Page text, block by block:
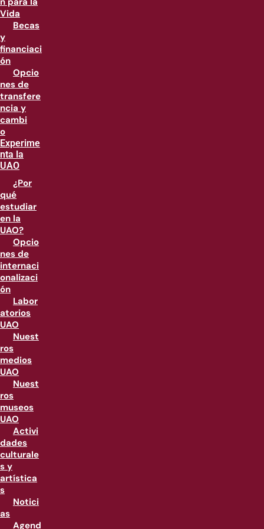
Vida
Becas
y
financiaci
ón
Opcio
nes de
transfere
ncia y
cambi
o
Experime
nta la
UAO
¿Por
qué
estudiar
en la
UAO?
Opcio
nes de
internaci
onalizaci
ón
Labor
atorios
UAO
Nuest
ros
medios
UAO
Nuest
ros
museos
UAO
Activi
dades
culturale
s y
artística
s
Notici
as
Agend